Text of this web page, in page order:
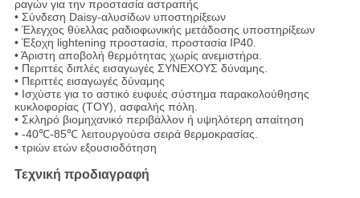
ραγών για την προστασία αστραπής
• Σύνδεση Daisy-αλυσίδων υποστηρίξεων
• Έλεγχος θύελλας ραδιοφωνικής μετάδοσης υποστηρίξεων
• Έξοχη lightening προστασία, προστασία IP40.
• Άριστη αποβολή θερμότητας χωρίς ανεμιστήρα.
• Περιττές διπλές εισαγωγές ΣΥΝΕΧΟΥΣ δύναμης.
• Περιττές εισαγωγές δύναμης
• Ισχύστε για το αστικό ευφυές σύστημα παρακολούθησης
κυκλοφορίας (ΤΟΥ), ασφαλής πόλη.
• Σκληρό βιομηχανικό περιβάλλον ή υψηλότερη απαίτηση
• -40℃-85℃ λειτουργούσα σειρά θερμοκρασίας.
• τριών ετών εξουσιοδότηση
Τεχνική προδιαγραφή